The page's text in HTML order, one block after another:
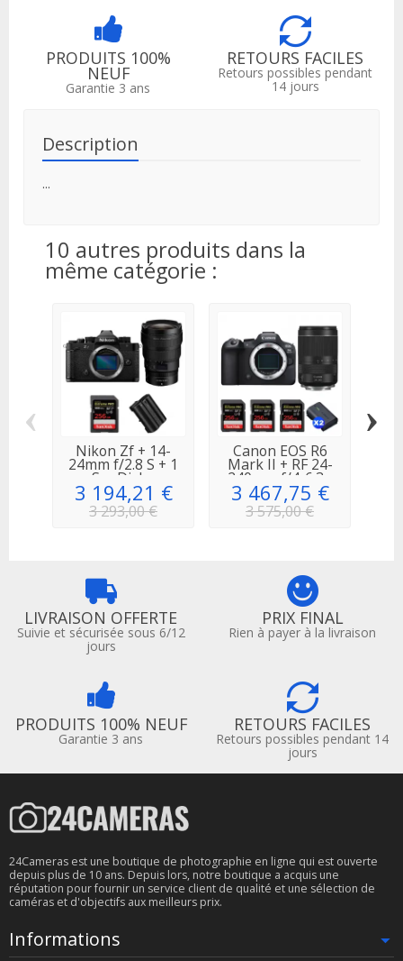
PRODUITS 100%
NEUF
Garantie 3 ans
RETOURS FACILES
Retours possibles pendant
14 jours
Description
...
10 autres produits dans la
même catégorie :
Nikon Zf + 14-
24mm f/2.8 S + 1
SanDisk...
3 194,21 €
3 293,00 €
Canon EOS R6
Mark II + RF 24-
240mm f/4-6.3...
3 467,75 €
3 575,00 €
‹ ›
LIVRAISON OFFERTE
Suivie et sécurisée sous 6/12
jours
PRIX FINAL
Rien à payer à la livraison
PRODUITS 100% NEUF
Garantie 3 ans
RETOURS FACILES
Retours possibles pendant 14
jours
24Cameras est une boutique de photographie en ligne qui est ouverte
depuis plus de 10 ans. Depuis lors, notre boutique a acquis une
réputation pour fournir un service client de qualité et une sélection de
caméras et d'objectifs aux meilleurs prix.
Informations